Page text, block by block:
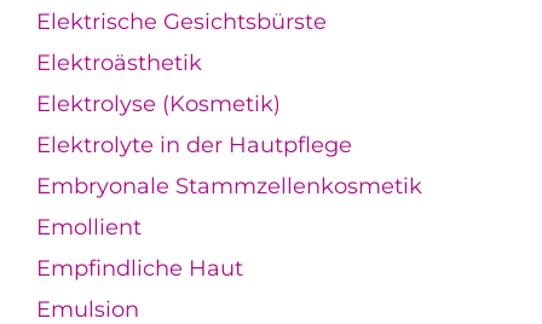
Elektrische Gesichtsbürste
Elektroästhetik
Elektrolyse (Kosmetik)
Elektrolyte in der Hautpflege
Embryonale Stammzellenkosmetik
Emollient
Empfindliche Haut
Emulsion